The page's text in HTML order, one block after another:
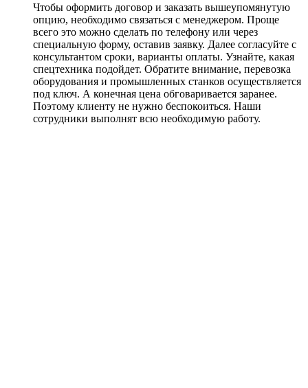
Чтобы оформить договор и заказать вышеупомянутую
опцию, необходимо связаться с менеджером. Проще
всего это можно сделать по телефону или через
специальную форму, оставив заявку. Далее согласуйте с
консультантом сроки, варианты оплаты. Узнайте, какая
спецтехника подойдет. Обратите внимание, перевозка
оборудования и промышленных станков осуществляется
под ключ. А конечная цена обговаривается заранее.
Поэтому клиенту не нужно беспокоиться. Наши
сотрудники выполнят всю необходимую работу.